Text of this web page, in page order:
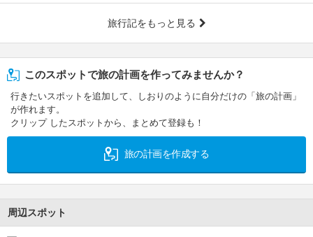
旅行記をもっと見る
このスポットで旅の計画を作ってみませんか？
行きたいスポットを追加して、しおりのように自分だけの「旅の計画」
が作れます。
クリップ したスポットから、まとめて登録も！
旅の計画を作成する
周辺スポット